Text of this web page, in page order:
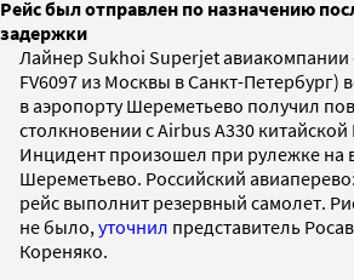
Рейс был отправлен по назначению
задержки
Лайнер Sukhoi Superjet авиакомпании
FV6097 из Москвы в Санкт-Петербург)
в аэропорту Шереметьево получил
столкновении с Airbus A330
Инцидент произошел при рулежке на
Шереметьево. Российский
рейс выполнит резервный самолет.
не было, уточнил представитель
Кореняко.